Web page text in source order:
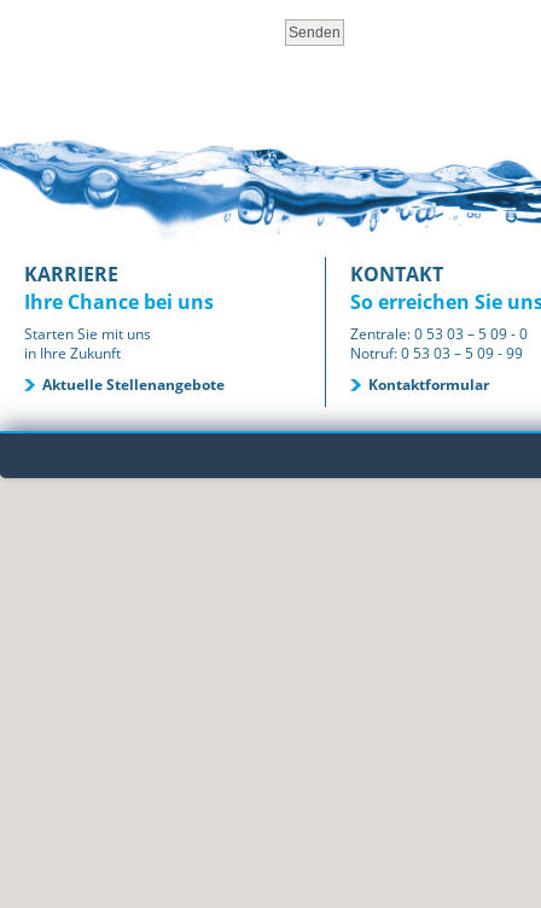
KARRIERE
Ihre Chance bei uns
Starten Sie mit uns
in Ihre Zukunft
Aktuelle Stellenangebote
KONTAKT
So erreichen Sie
Zentrale: 0 53 03 – 5 09 - 0
Notruf: 0 53 03 – 5 09 - 99
Kontaktformular